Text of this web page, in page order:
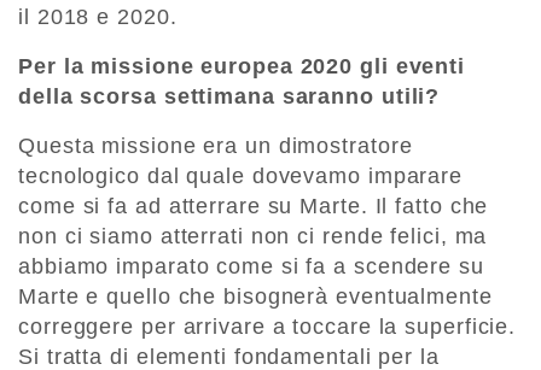
il 2018 e 2020.
Per la missione europea 2020 gli eventi
della scorsa settimana saranno utili?
Questa missione era un dimostratore
tecnologico dal quale dovevamo imparare
come si fa ad atterrare su Marte. Il fatto che
non ci siamo atterrati non ci rende felici, ma
abbiamo imparato come si fa a scendere su
Marte e quello che bisognerà eventualmente
correggere per arrivare a toccare la superficie.
Si tratta di elementi fondamentali per la